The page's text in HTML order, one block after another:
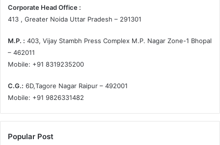
Corporate Head Office :
413 , Greater Noida Uttar Pradesh – 291301
M.P. : 403, Vijay Stambh Press Complex M.P. Nagar Zone-1 Bhopal
– 462011
Mobile: +91 8319235200
C.G.: 6D,Tagore Nagar Raipur – 492001
Mobile: +91 9826331482
Popular Post